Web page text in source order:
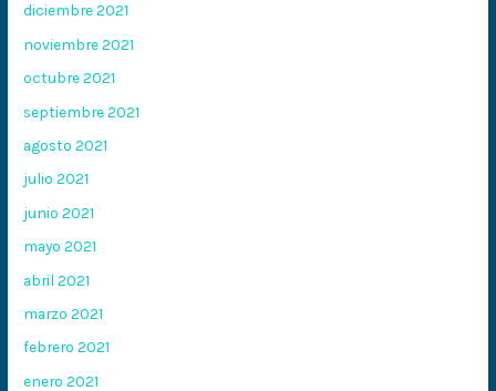
diciembre 2021
noviembre 2021
octubre 2021
septiembre 2021
agosto 2021
julio 2021
junio 2021
mayo 2021
abril 2021
marzo 2021
febrero 2021
enero 2021